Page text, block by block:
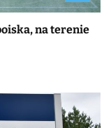
na terenie